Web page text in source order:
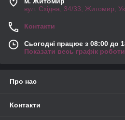
вул. Східна, 34/33, Житомир,
Контакти
Сьогодні працює з 08:00 до
Показати весь графік роботи
Про нас
Контакти